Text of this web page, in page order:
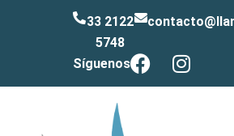
33 2122
5748
Síguenos